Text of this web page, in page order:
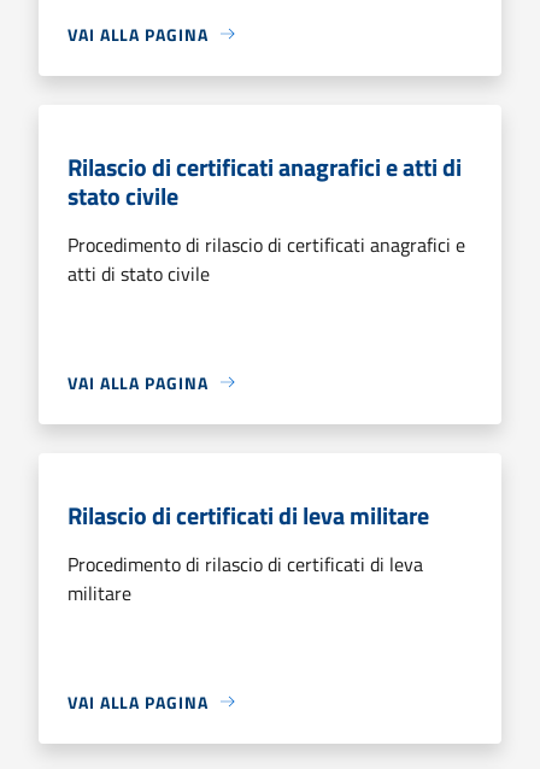
VAI ALLA PAGINA
Rilascio di certificati anagrafici e atti di
stato civile
Procedimento di rilascio di certificati anagrafici e
atti di stato civile
VAI ALLA PAGINA
Rilascio di certificati di leva militare
Procedimento di rilascio di certificati di leva
militare
VAI ALLA PAGINA